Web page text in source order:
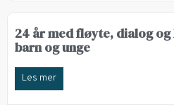
24 år med fløyte, dialog
barn og unge
Les mer